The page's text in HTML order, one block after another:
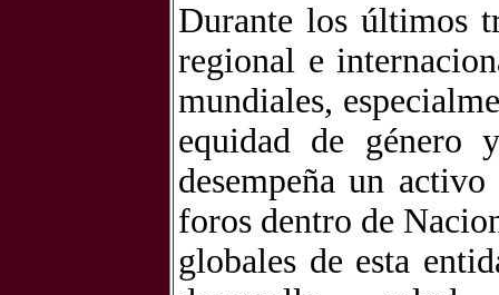
Durante los últimos
regional e
mundiales,
equidad de género
desempeña un
foros dentro de
globales de esta